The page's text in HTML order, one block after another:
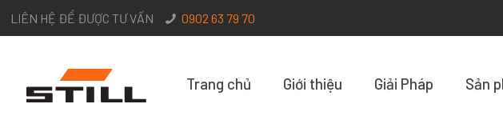
LIÊN HỆ ĐỂ ĐƯỢC TƯ VẤN 0902 63 79 70
Trang chủ Giới thiệu Giải Pháp Sản